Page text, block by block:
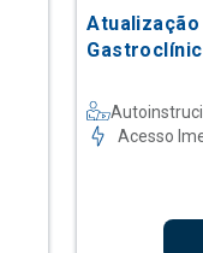
Acesso